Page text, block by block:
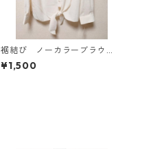
裾結び ノーカラーブラウ
ス ３Ｌ アイボリー KAE-
4813
¥1,500